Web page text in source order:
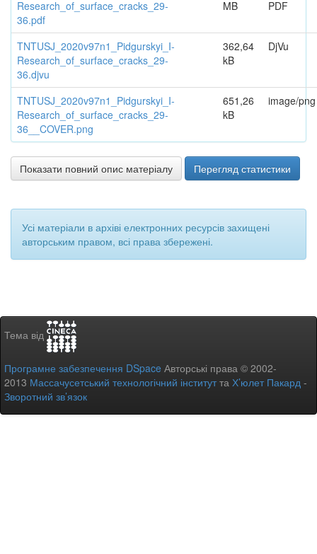
Research_of_surface_cracks_29-
36.pdf
MB PDF
TNTUSJ_2020v97n1_Pidgurskyi_I-
Research_of_surface_cracks_29-
36.djvu
362,64
kB
DjVu
TNTUSJ_2020v97n1_Pidgurskyi_I-
Research_of_surface_cracks_29-
36__COVER.png
651,26
kB
image/png
Показати повний опис матеріалу Перегляд статистики
Усі матеріали в архіві електронних ресурсів захищені
авторським правом, всі права збережені.
Тема від
Програмне забезпечення DSpace Авторські права © 2002-
2013 Массачусетський технологічний інститутта Х’юлет Пакард -
Зворотний зв’язок